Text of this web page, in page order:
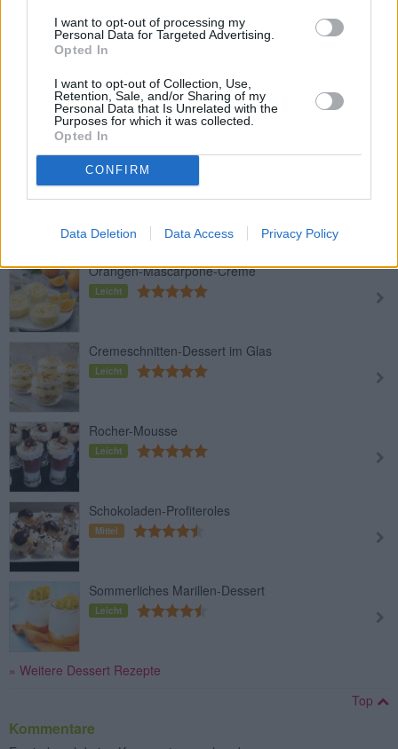
I want to opt-out of processing my
Personal Data for Targeted Advertising.
Opted In
I want to opt-out of Collection, Use,
Retention, Sale, and/or Sharing of my
Personal Data that Is Unrelated with the
Purposes for which it was collected.
Opted In
CONFIRM
Data Deletion Data Access Privacy Policy
Schokoladenmousse mit Baileys
Leicht
Mousse au Chocolat mit Tofu
Leicht
Weißes Schokoladenmousse auf
Mittel
Orangen-Mascarpone-Creme
Leicht
Cremeschnitten-Dessert im Glas
Leicht
Rocher-Mousse
Leicht
Schokoladen-Profiteroles
Mittel
Sommerliches Marillen-Dessert
Leicht
» Weitere Dessert Rezepte
Top
Kommentare